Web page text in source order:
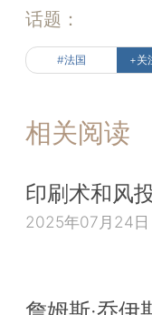
话题：
#法国 +关
相关阅读
印刷术和风
2025年07月24日